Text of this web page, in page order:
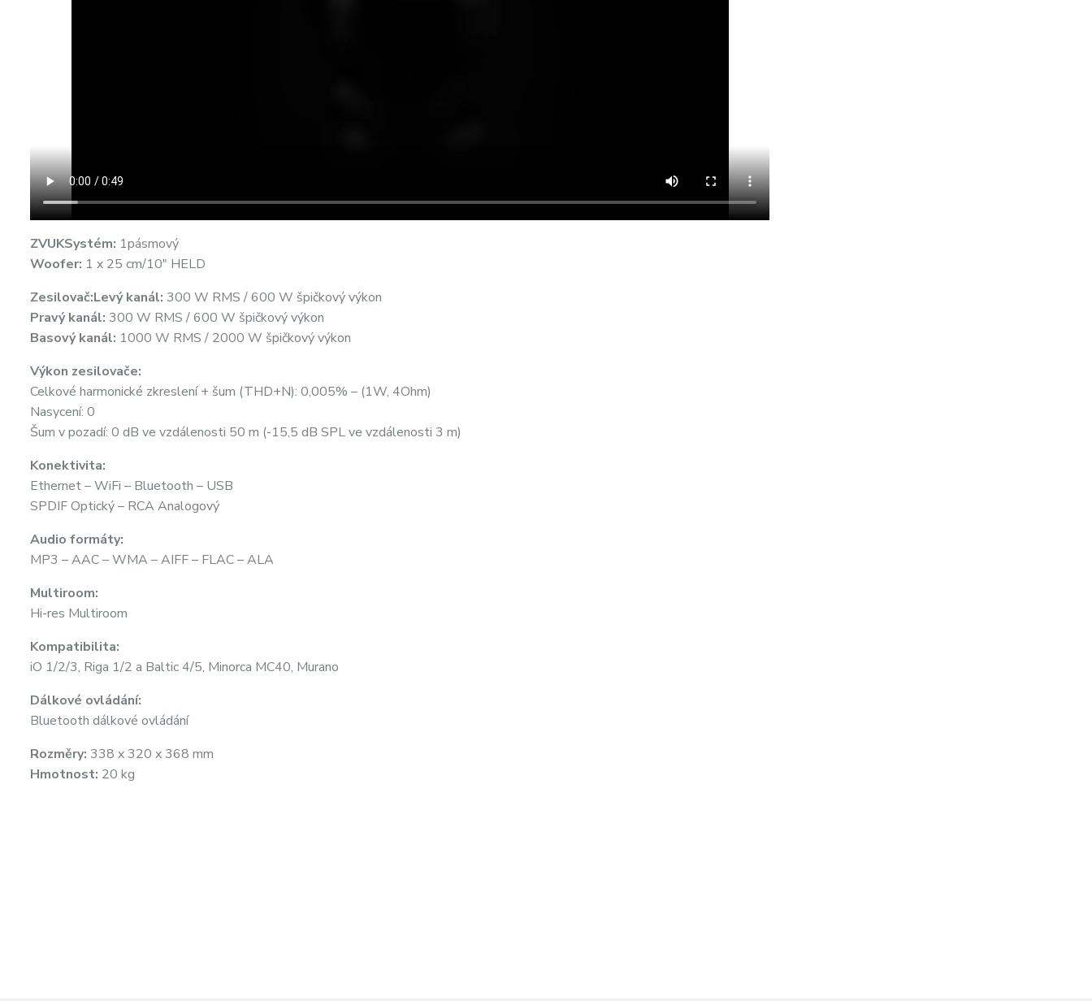
ZVUKSystém: 1pásmový
Woofer: 1 x 25 cm/10″ HELD
Zesilovač:Levý kanál: 300 W RMS / 600 W špičkový výkon
Pravý kanál: 300 W RMS / 600 W špičkový výkon
Basový kanál: 1000 W RMS / 2000 W špičkový výkon
Výkon zesilovače:
Celkové harmonické zkreslení + šum (THD+N): 0,005% – (1W, 4Ohm)
Nasycení: 0
Šum v pozadí: 0 dB ve vzdálenosti 50 m (-15,5 dB SPL ve vzdálenosti 3 m)
Konektivita:
Ethernet – WiFi – Bluetooth – USB
SPDIF Optický – RCA Analogový
Audio formáty:
MP3 – AAC – WMA – AIFF – FLAC – ALA
Multiroom:
Hi-res Multiroom
Kompatibilita:
iO 1/2/3, Riga 1/2 a Baltic 4/5, Minorca MC40, Murano
Dálkové ovládání:
Bluetooth dálkové ovládání
Rozměry: 338 x 320 x 368 mm
Hmotnost: 20 kg